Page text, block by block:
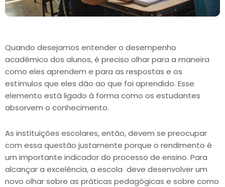
Quando desejamos entender o desempenho
acadêmico dos alunos, é preciso olhar para a maneira
como eles aprendem e para as respostas e os
estímulos que eles dão ao que foi aprendido. Esse
elemento está ligado à forma como os estudantes
absorvem o conhecimento.
As instituições escolares, então, devem se preocupar
com essa questão justamente porque o rendimento é
um importante indicador do processo de ensino. Para
alcançar a excelência, a escola deve desenvolver um
novo olhar sobre as práticas pedagógicas e sobre como